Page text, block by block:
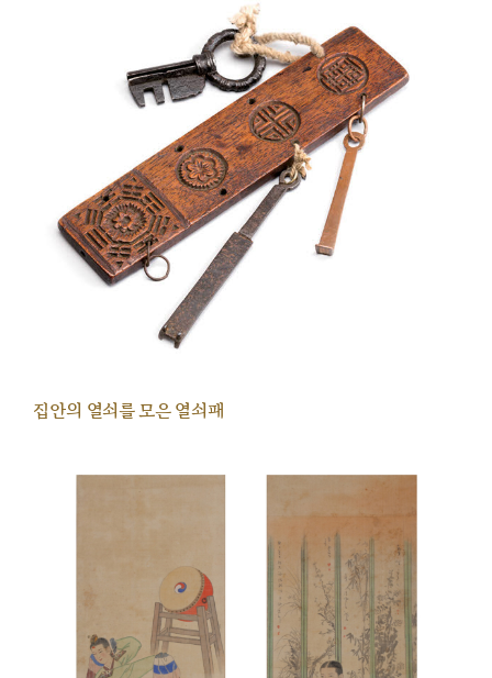
집안의 열쇠를 모은 열쇠패